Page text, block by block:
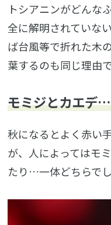
トシアニンがどんな
全に解明されていな
ば台風等で折れた木
葉するのも同じ理由で
モミジとカエデ
秋になるとよく赤い
が、人によってはモ
たり…一体どちらでし